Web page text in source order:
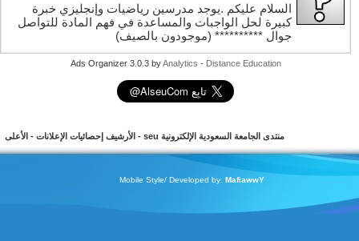
السلام عليكم .يوجد مدرسين رياضيات وإنجليزي خبرة
كبيرة لحل الواجبات والمساعدة في فهم المادة للتواصل
جوال ********** (موجودون بالصيف)
Ads Organizer 3.0.3 byAnalytics -Distance Education
منتدى الجامعة السعودية الإلكترونية seu - الأرشيف إحصائيات الإعلانات- الأعلى
Mobile Style/ Developed by:MafiawwY